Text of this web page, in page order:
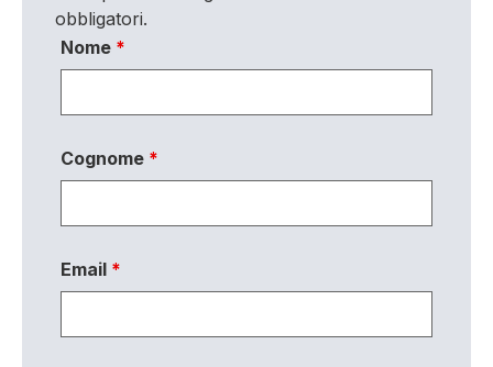
obbligatori.
Nome *
Cognome *
Email *